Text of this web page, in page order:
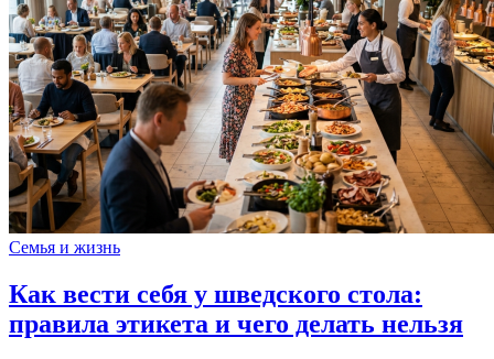
Семья и жизнь
Как вести себя у шведского стола:
правила этикета и чего делать нельзя